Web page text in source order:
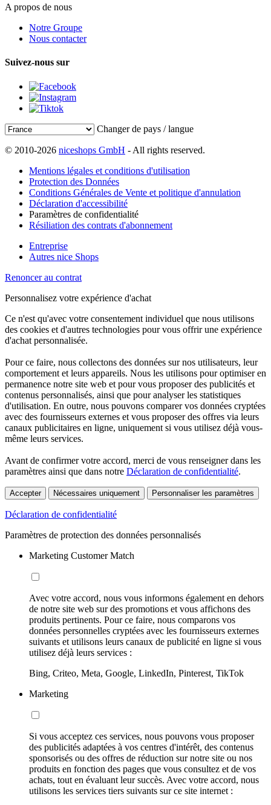
A propos de nous
Notre Groupe
Nous contacter
Suivez-nous sur
Changer de pays / langue
© 2010-2026 niceshops GmbH - All rights reserved.
Mentions légales et conditions d'utilisation
Protection des Données
Conditions Générales de Vente et politique d'annulation
Déclaration d'accessibilité
Paramètres de confidentialité
Résiliation des contrats d'abonnement
Entreprise
Autres nice Shops
Renoncer au contrat
Personnalisez votre expérience d'achat
Ce n'est qu'avec votre consentement individuel que nous utilisons
des cookies et d'autres technologies pour vous offrir une expérience
d'achat personnalisée.
Pour ce faire, nous collectons des données sur nos utilisateurs, leur
comportement et leurs appareils. Nous les utilisons pour optimiser en
permanence notre site web et pour vous proposer des publicités et
contenus personnalisés, ainsi que pour analyser les statistiques
d'utilisation. En outre, nous pouvons comparer vos données cryptées
avec des fournisseurs externes et vous proposer des offres via leurs
canaux publicitaires en ligne, uniquement si vous utilisez déjà vous-
même leurs services.
Avant de confirmer votre accord, merci de vous renseigner dans les
paramètres ainsi que dans notre Déclaration de confidentialité.
Accepter Nécessaires uniquement Personnaliser les paramètres
Déclaration de confidentialité
Paramètres de protection des données personnalisés
Marketing Customer Match
Avec votre accord, nous vous informons également en dehors
de notre site web sur des promotions et vous affichons des
produits pertinents. Pour ce faire, nous comparons vos
données personnelles cryptées avec les fournisseurs externes
suivants et utilisons leurs canaux de publicité en ligne si vous
utilisez déjà leurs services :
Bing, Criteo, Meta, Google, LinkedIn, Pinterest, TikTok
Marketing
Si vous acceptez ces services, nous pouvons vous proposer
des publicités adaptées à vos centres d'intérêt, des contenus
sponsorisés ou des offres de réduction sur notre site ou nos
produits en fonction des pages que vous consultez et de vos
achats, tout en évaluant leur succès. Avec votre accord, nous
utilisons les services tiers suivants sur ce site internet :